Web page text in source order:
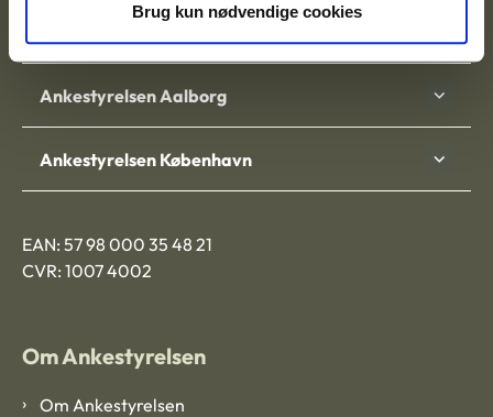
Brug kun nødvendige cookies
9000 Aalborg
Ankestyrelsen Aalborg
Ankestyrelsen København
EAN: 57 98 000 35 48 21
CVR: 1007 4002
Om Ankestyrelsen
Om Ankestyrelsen